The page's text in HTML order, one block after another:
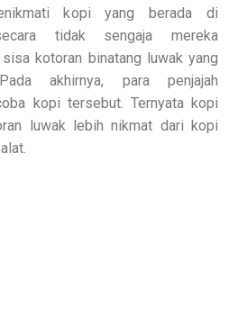
kopi yang berada di
tidak sengaja mereka
kotoran binatang luwak yang
akhirnya, para penjajah
kopi tersebut. Ternyata kopi
luwak lebih nikmat dari kopi